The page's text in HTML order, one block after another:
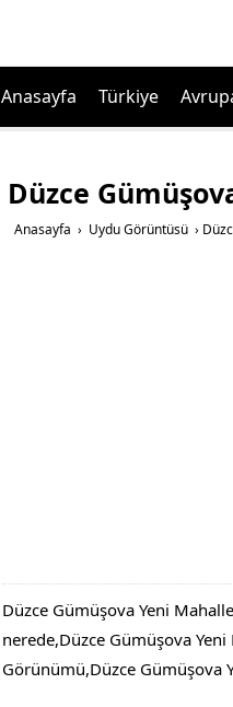
Anasayfa Türkiye
Düzce
Anasayfa › Uydu Görüntüsü ›
Düzce Gümüşova Yeni
nerede,Düzce Gümüşova
Görünümü,Düzce Gümüşova